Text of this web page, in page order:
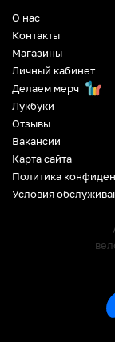
О нас
Контакты
Магазины
Личный кабинет
Делаем мерч
Лукбуки
Отзывы
Вакансии
Карта сайта
Политика
Условия